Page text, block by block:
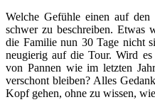
Welche Gefühle einen auf
schwer zu beschreiben. Etwas
die Familie nun 30 Tage nicht
neugierig auf die Tour. Wird
von Pannen wie im letzten
verschont bleiben? Alles
Kopf gehen, ohne zu wissen,